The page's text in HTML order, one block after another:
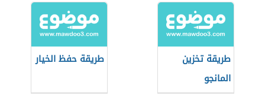
طريقة تخزين
المانجو
طريقة حفظ الخيار